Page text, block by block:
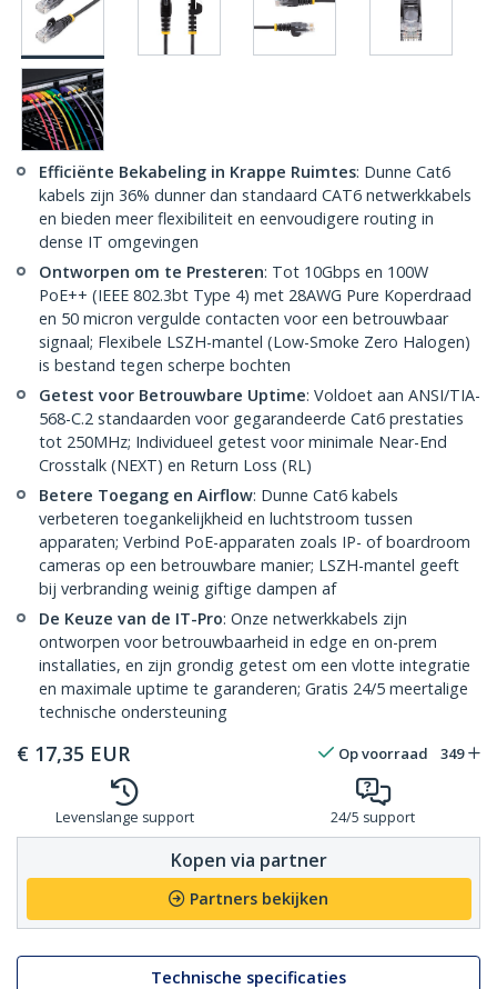
Efficiënte Bekabeling in Krappe Ruimtes: Dunne Cat6
kabels zijn 36% dunner dan standaard CAT6 netwerkkabels
en bieden meer flexibiliteit en eenvoudigere routing in
dense IT omgevingen
Ontworpen om te Presteren: Tot 10Gbps en 100W
PoE++ (IEEE 802.3bt Type 4) met 28AWG Pure Koperdraad
en 50 micron vergulde contacten voor een betrouwbaar
signaal; Flexibele LSZH-mantel (Low-Smoke Zero Halogen)
is bestand tegen scherpe bochten
Getest voor Betrouwbare Uptime: Voldoet aan ANSI/TIA-
568-C.2 standaarden voor gegarandeerde Cat6 prestaties
tot 250MHz; Individueel getest voor minimale Near-End
Crosstalk (NEXT) en Return Loss (RL)
Betere Toegang en Airflow: Dunne Cat6 kabels
verbeteren toegankelijkheid en luchtstroom tussen
apparaten; Verbind PoE-apparaten zoals IP- of boardroom
cameras op een betrouwbare manier; LSZH-mantel geeft
bij verbranding weinig giftige dampen af
De Keuze van de IT-Pro: Onze netwerkkabels zijn
ontworpen voor betrouwbaarheid in edge en on-prem
installaties, en zijn grondig getest om een vlotte integratie
en maximale uptime te garanderen; Gratis 24/5 meertalige
technische ondersteuning
€ 17,35 EUR Op voorraad 349
Levenslange support 24/5 support
Kopen via partner
Partners bekijken
Technische specificaties